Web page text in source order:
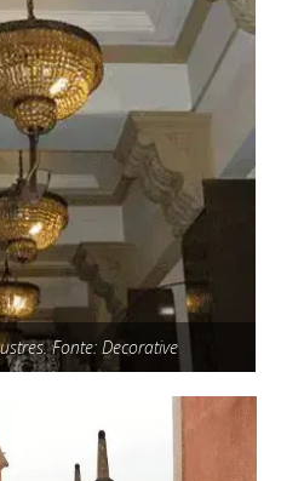
Fonte: Decorative